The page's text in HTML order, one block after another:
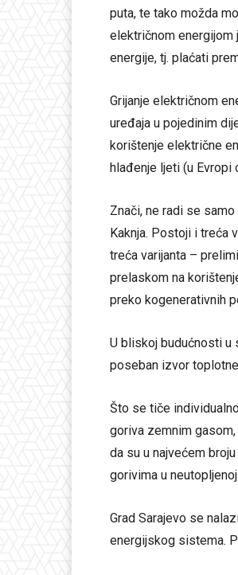
puta, te tako možda
električnom energijom
energije, tj. plaćati
Grijanje električnom
uređaja u pojedinim
korištenje električne
hlađenje ljeti (u Evropi
Znači, ne radi se
Kaknja. Postoji i treća
treća varijanta –
prelaskom na
preko kogenerativnih
U bliskoj budućnosti u
poseban izvor
Što se tiče
goriva zemnim
da su u najvećem
gorivima u
Grad Sarajevo se
energijskog sistema.